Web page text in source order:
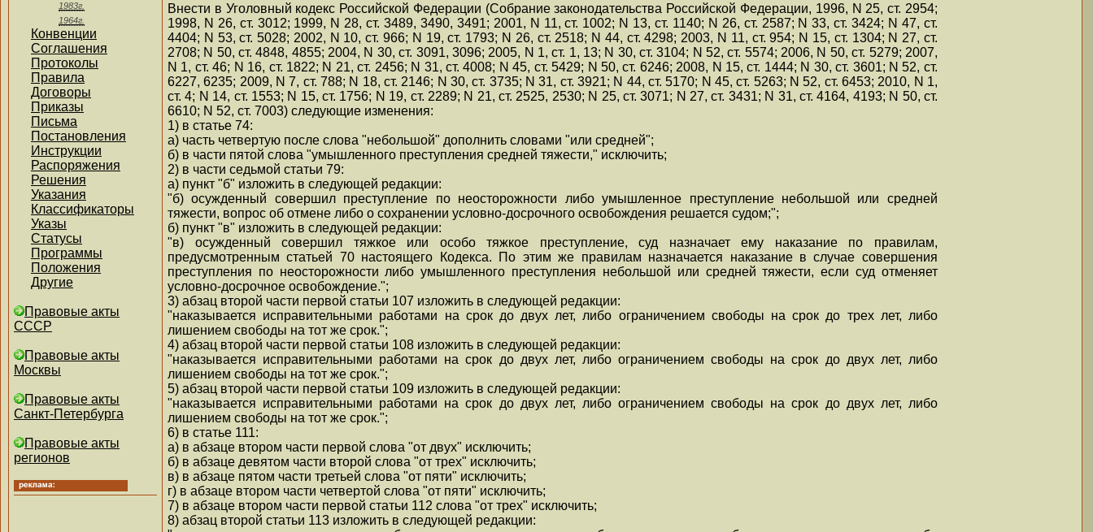
1983г.
1964г.
Конвенции
Соглашения
Протоколы
Правила
Договоры
Приказы
Письма
Постановления
Инструкции
Распоряжения
Решения
Указания
Классификаторы
Указы
Статусы
Программы
Положения
Другие
Правовые акты
СССР
Правовые акты
Москвы
Правовые акты
Санкт-Петербурга
Правовые акты
регионов
Внести в Уголовный кодекс Российской Федерации (Собрание законодательства Российской Федерации, 1996, N 25, ст. 2954;
1998, N 26, ст. 3012; 1999, N 28, ст. 3489, 3490, 3491; 2001, N 11, ст. 1002; N 13, ст. 1140; N 26, ст. 2587; N 33, ст. 3424; N 47, ст.
4404; N 53, ст. 5028; 2002, N 10, ст. 966; N 19, ст. 1793; N 26, ст. 2518; N 44, ст. 4298; 2003, N 11, ст. 954; N 15, ст. 1304; N 27, ст.
2708; N 50, ст. 4848, 4855; 2004, N 30, ст. 3091, 3096; 2005, N 1, ст. 1, 13; N 30, ст. 3104; N 52, ст. 5574; 2006, N 50, ст. 5279; 2007,
N 1, ст. 46; N 16, ст. 1822; N 21, ст. 2456; N 31, ст. 4008; N 45, ст. 5429; N 50, ст. 6246; 2008, N 15, ст. 1444; N 30, ст. 3601; N 52, ст.
6227, 6235; 2009, N 7, ст. 788; N 18, ст. 2146; N 30, ст. 3735; N 31, ст. 3921; N 44, ст. 5170; N 45, ст. 5263; N 52, ст. 6453; 2010, N 1,
ст. 4; N 14, ст. 1553; N 15, ст. 1756; N 19, ст. 2289; N 21, ст. 2525, 2530; N 25, ст. 3071; N 27, ст. 3431; N 31, ст. 4164, 4193; N 50, ст.
6610; N 52, ст. 7003) следующие изменения:
1) в статье 74:
а) часть четвертую после слова "небольшой" дополнить словами "или средней";
б) в части пятой слова "умышленного преступления средней тяжести," исключить;
2) в части седьмой статьи 79:
а) пункт "б" изложить в следующей редакции:
"б) осужденный совершил преступление по неосторожности либо умышленное преступление небольшой или средней
тяжести, вопрос об отмене либо о сохранении условно-досрочного освобождения решается судом;";
б) пункт "в" изложить в следующей редакции:
"в) осужденный совершил тяжкое или особо тяжкое преступление, суд назначает ему наказание по правилам,
предусмотренным статьей 70 настоящего Кодекса. По этим же правилам назначается наказание в случае совершения
преступления по неосторожности либо умышленного преступления небольшой или средней тяжести, если суд отменяет
условно-досрочное освобождение.";
3) абзац второй части первой статьи 107 изложить в следующей редакции:
"наказывается исправительными работами на срок до двух лет, либо ограничением свободы на срок до трех лет, либо
лишением свободы на тот же срок.";
4) абзац второй части первой статьи 108 изложить в следующей редакции:
"наказывается исправительными работами на срок до двух лет, либо ограничением свободы на срок до двух лет, либо
лишением свободы на тот же срок.";
5) абзац второй части первой статьи 109 изложить в следующей редакции:
"наказывается исправительными работами на срок до двух лет, либо ограничением свободы на срок до двух лет, либо
лишением свободы на тот же срок.";
6) в статье 111:
а) в абзаце втором части первой слова "от двух" исключить;
б) в абзаце девятом части второй слова "от трех" исключить;
в) в абзаце пятом части третьей слова "от пяти" исключить;
г) в абзаце втором части четвертой слова "от пяти" исключить;
7) в абзаце втором части первой статьи 112 слова "от трех" исключить;
8) абзац второй статьи 113 изложить в следующей редакции: